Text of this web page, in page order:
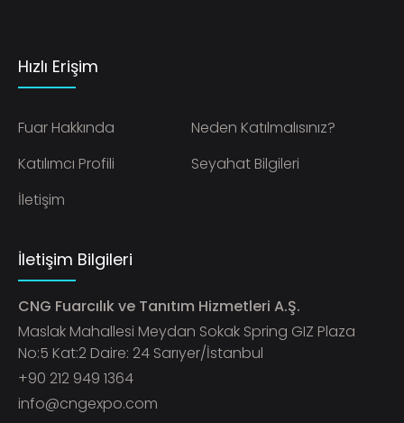
Hızlı Erişim
Fuar Hakkında
Neden Katılmalısınız?
Katılımcı Profili
Seyahat Bilgileri
İletişim
İletişim Bilgileri
CNG Fuarcılık ve Tanıtım Hizmetleri A.Ş.
Maslak Mahallesi Meydan Sokak Spring GIZ Plaza
No:5 Kat:2 Daire: 24 Sarıyer/İstanbul
+90 212 949 1364
info@cngexpo.com